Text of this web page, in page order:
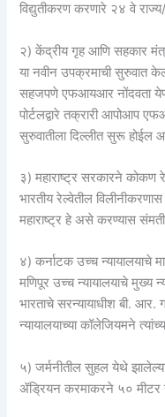
विद्युतीकरण करणारे २४ वे
२) केंद्रीय गृह आणि सहकार
या नवीन उपक्रमाची सुरुवात
सहजपणे एफआयआर नोंदवता
पोर्टलद्वारे तक्रारी आपोआप
सुरुवातीला दिल्लीत सुरू होईल
३) महाराष्ट्र सरकारने कोकण
भारतीय रेल्वेतील
महाराष्ट्र हे असे करण्यास
४) कर्नाटक उच्च न्यायालयाचे
मणिपूर उच्च न्यायालयाचे मुख्य
भारताचे सरन्यायाधीश बी. आर.
न्यायालयाच्या कॉलेजियमने
५) जर्मनीतील सुहल येथे
ॲड्रियन करमाकरने ५० मीटर